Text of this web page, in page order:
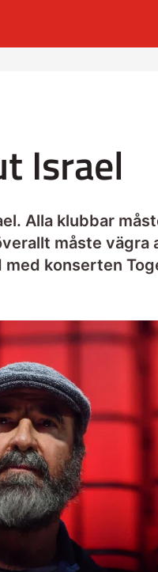
Israel
Alla klubbar
måste vägra
med konserten